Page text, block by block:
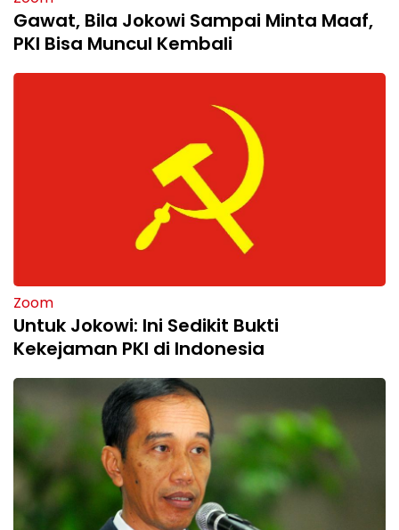
Gawat, Bila Jokowi Sampai Minta Maaf,
PKI Bisa Muncul Kembali
Zoom
Untuk Jokowi: Ini Sedikit Bukti
Kekejaman PKI di Indonesia